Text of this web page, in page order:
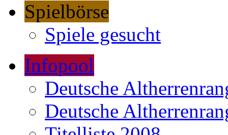
Spielbörse
Spiele gesucht
Infopool
Deutsche
Deutsche